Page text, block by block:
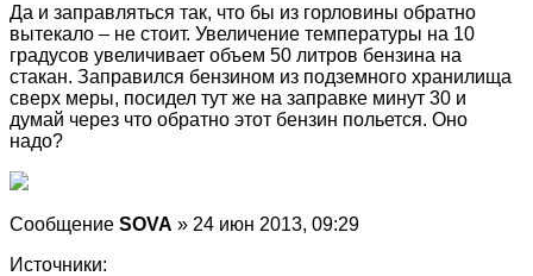
Да и заправляться так, что бы из горловины обратно
вытекало – не стоит. Увеличение температуры на 10
градусов увеличивает объем 50 литров бензина на
стакан. Заправился бензином из подземного хранилища
сверх меры, посидел тут же на заправке минут 30 и
думай через что обратно этот бензин польется. Оно
надо?
Сообщение SOVA » 24 июн 2013, 09:29
Источники: